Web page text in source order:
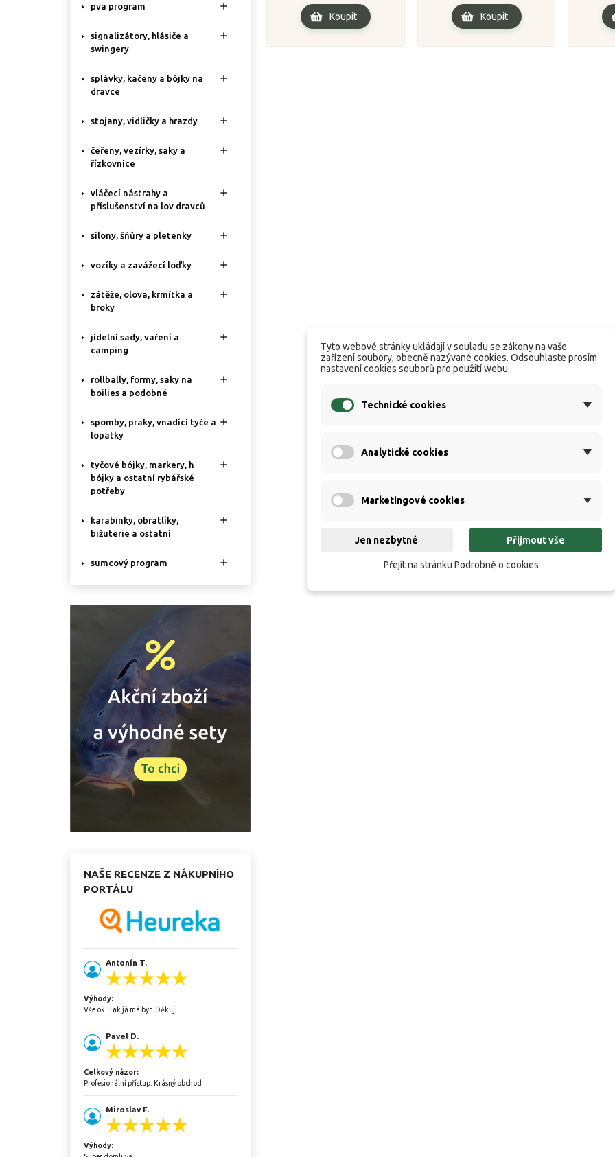
pva program 
signalizátory, hlásiče a
swingery

splávky, kačeny a bójky na
dravce

stojany, vidličky a hrazdy 
čeřeny, vezírky, saky a
řízkovnice

vláčecí nástrahy a
příslušenství na lov dravců

silony, šňůry a pletenky 
vozíky a zavážecí loďky 
zátěže, olova, krmítka a
broky

jídelní sady, vaření a
camping

rollbally, formy, saky na
boilies a podobné

spomby, praky, vnadící tyče a
lopatky

tyčové bójky, markery, h
bójky a ostatní rybářské
potřeby

karabinky, obratlíky,
bižuterie a ostatní

sumcový program 
NAŠE RECENZE Z NÁKUPNÍHO
PORTÁLU
Antonín T.
Výhody:
Vše ok. Tak já má být. Děkuji
Pavel D.
Celkový názor:
Profesionální přístup. Krásný obchod
Miroslav F.
Výhody:
Koupit Koupit
Tyto webové stránky ukládají v souladu se zákony na vaše
zařízení soubory, obecně nazývané cookies. Odsouhlaste prosím
nastavení cookies souborů pro použití webu.
Technické cookies
Analytické cookies
Marketingové cookies
Jen nezbytné Přijmout vše
Přejít na stránku Podrobně o cookies